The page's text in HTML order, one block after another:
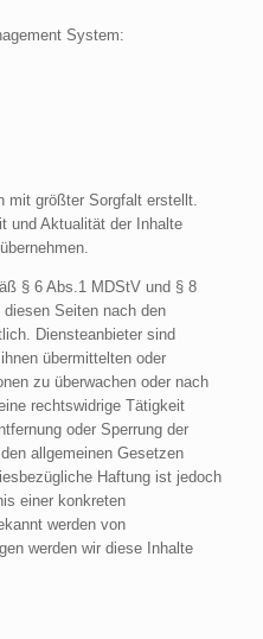
System:
mit größter Sorgfalt erstellt.
und Aktualität der Inhalte
§ 6 Abs.1 MDStV und § 8
Seiten nach den
Diensteanbieter sind
übermittelten oder
zu überwachen oder nach
rechtswidrige Tätigkeit
oder Sperrung der
allgemeinen Gesetzen
Haftung ist jedoch
einer konkreten
werden von
werden wir diese Inhalte